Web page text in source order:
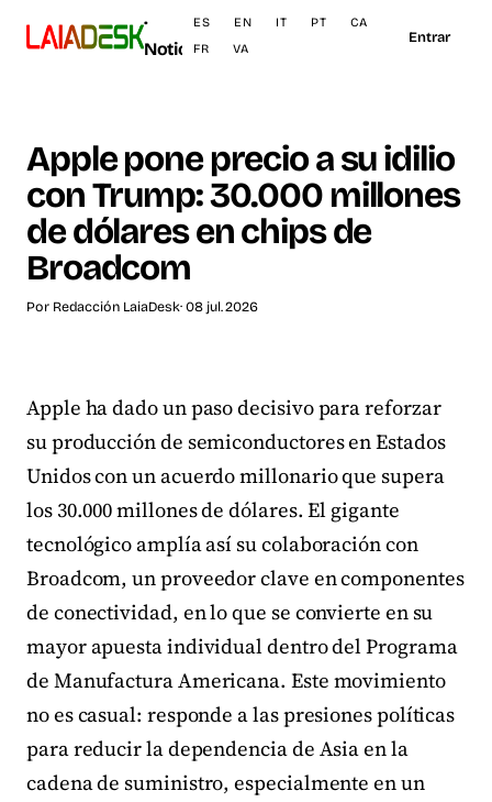
·
Noticias
ES EN IT PT
CA
FR
VA
Entrar
Apple pone precio a su idilio
con Trump: 30.000 millones
de dólares en chips de
Broadcom
Por Redacción LaiaDesk· 08 jul. 2026
Apple ha dado un paso decisivo para reforzar
su producción de semiconductores en Estados
Unidos con un acuerdo millonario que supera
los 30.000 millones de dólares. El gigante
tecnológico amplía así su colaboración con
Broadcom, un proveedor clave en componentes
de conectividad, en lo que se convierte en su
mayor apuesta individual dentro del Programa
de Manufactura Americana. Este movimiento
no es casual: responde a las presiones políticas
para reducir la dependencia de Asia en la
cadena de suministro, especialmente en un